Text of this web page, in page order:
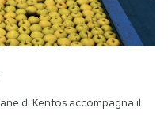
di Kentos accompagna il